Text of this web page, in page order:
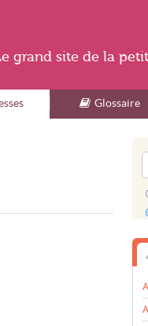
Glossaire
grand site de la